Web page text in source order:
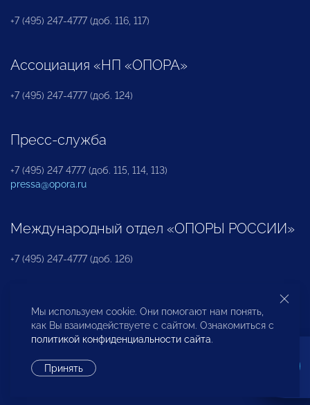
+7 (495) 247-4777 (доб. 116, 117)
Ассоциация «НП «ОПОРА»
+7 (495) 247-4777 (доб. 124)
Пресс-служба
+7 (495) 247 4777 (доб. 115, 114, 113)
pressa@opora.ru
Международный отдел «ОПОРЫ РОССИИ»
+7 (495) 247-4777 (доб. 126)
Бюро по защите прав предпринимателей и
инвесторов
Мы используем cookie. Они помогают нам понять,
как Вы взаимодействуете с сайтом. Ознакомиться с
политикой конфиденциальности сайта.
Принять